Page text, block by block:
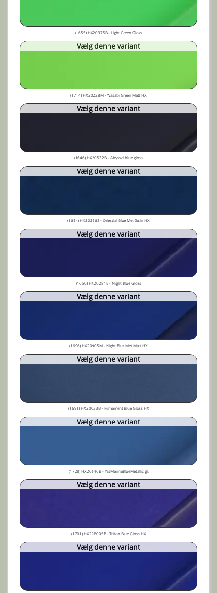
(1655) HX20375B - Light Green Gloss
Vælg denne variant
(1714) HX20228M - Wasabi Green Matt HX
Vælg denne variant
(1646) HX20532B – Abyssal blue gloss
Vælg denne variant
(1694) HX20236S - Celestial Blue Met Satin HX
Vælg denne variant
(1650) HX20281B - Night Blue Gloss
Vælg denne variant
(1696) HX20905M - Night Blue Met Matt HX
Vælg denne variant
(1691) HX20033B - Firmament Blue Gloss HX
Vælg denne variant
(1728) HX20646B - YasMarinaBlueMetallic gl.
Vælg denne variant
(1701) HX20P005B - Triton Blue Gloss HX
Vælg denne variant